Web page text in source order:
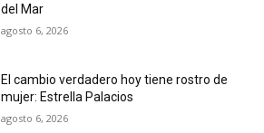
del Mar
agosto 6, 2026
El cambio verdadero hoy tiene rostro de
mujer: Estrella Palacios
agosto 6, 2026